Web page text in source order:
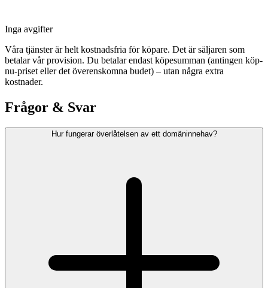
Inga avgifter
Våra tjänster är helt kostnadsfria för köpare. Det är säljaren som
betalar vår provision. Du betalar endast köpesumman (antingen köp-
nu-priset eller det överenskomna budet) – utan några extra
kostnader.
Frågor & Svar
Hur fungerar överlåtelsen av ett domäninnehav?